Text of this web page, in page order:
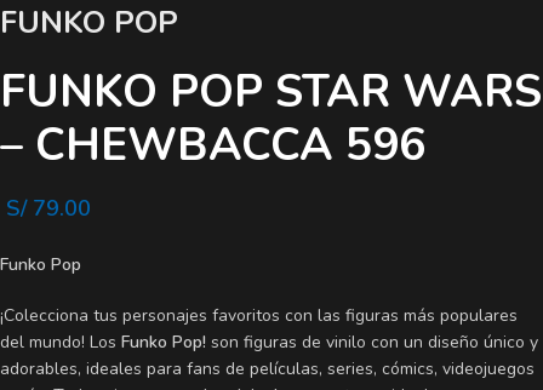
FUNKO POP
FUNKO POP STAR WARS
– CHEWBACCA 596
S/79.00
Funko Pop
¡Colecciona tus personajes favoritos con las figuras más populares
del mundo! Los Funko Pop! son figuras de vinilo con un diseño único y
adorables, ideales para fans de películas, series, cómics, videojuegos